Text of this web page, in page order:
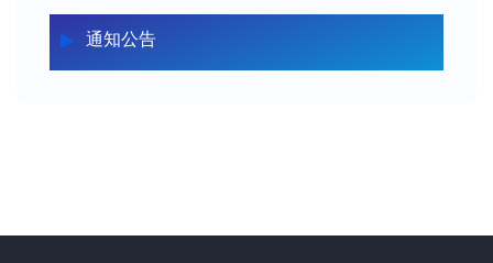
通知公告